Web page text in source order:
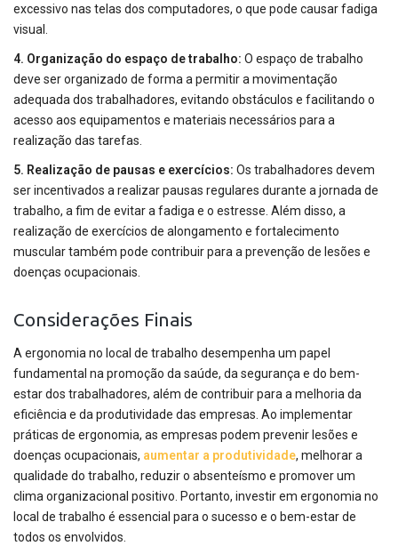
excessivo nas telas dos computadores, o que pode causar fadiga
visual.
4. Organização do espaço de trabalho: O espaço de trabalho
deve ser organizado de forma a permitir a movimentação
adequada dos trabalhadores, evitando obstáculos e facilitando o
acesso aos equipamentos e materiais necessários para a
realização das tarefas.
5. Realização de pausas e exercícios: Os trabalhadores devem
ser incentivados a realizar pausas regulares durante a jornada de
trabalho, a fim de evitar a fadiga e o estresse. Além disso, a
realização de exercícios de alongamento e fortalecimento
muscular também pode contribuir para a prevenção de lesões e
doenças ocupacionais.
Considerações Finais
A ergonomia no local de trabalho desempenha um papel
fundamental na promoção da saúde, da segurança e do bem-
estar dos trabalhadores, além de contribuir para a melhoria da
eficiência e da produtividade das empresas. Ao implementar
práticas de ergonomia, as empresas podem prevenir lesões e
doenças ocupacionais, aumentar a produtividade, melhorar a
qualidade do trabalho, reduzir o absenteísmo e promover um
clima organizacional positivo. Portanto, investir em ergonomia no
local de trabalho é essencial para o sucesso e o bem-estar de
todos os envolvidos.